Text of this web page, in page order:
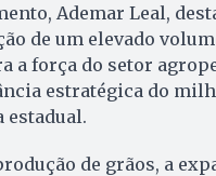
Ademar Leal,
de um elevado
a força do setor
estratégica do
estadual.
de grãos, a